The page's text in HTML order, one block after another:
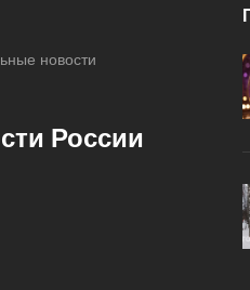
новости
России